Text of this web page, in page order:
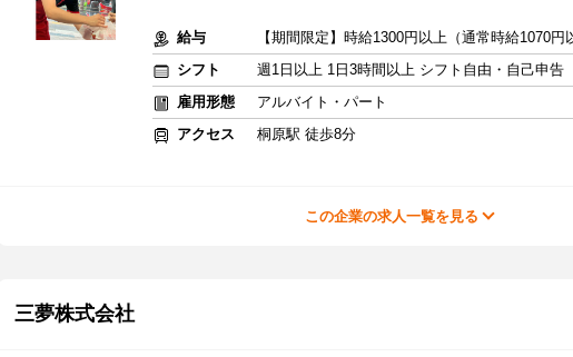
給与
【期間限定】時給1300円以上（通常時給1070円
シフト
週1日以上 1日3時間以上 シフト自由・自己申告
雇用形態
アルバイト・パート
アクセス
桐原駅 徒歩8分
この企業の求人一覧を見る
三夢株式会社